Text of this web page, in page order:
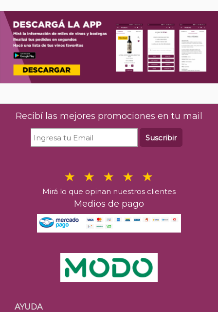
The Hakuto Premium Matsui Gin
700 ml
Comprar
River Plate
$
Recibí las mejores promociones en tu mail
Suscribir
Mirá lo que opinan nuestros clientes
Medios de pago
AYUDA